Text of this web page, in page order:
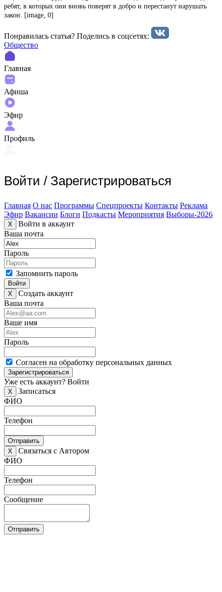
ребят, в которых они вновь поверят в добро и перестанут нарушать
закон. [image, 0]
Понравилась статья? Поделиcь в соцсетях:
Общество
Главная
Афиша
Эфир
Профиль
Войти / Зарегистрироваться
Главная О нас Программы Спецпроекты Контакты Реклама
Эфир Вакансии Блоги Подкасты Мероприятия Выборы-2026
X
Войти в аккаунт
Ваша почта
Пароль
Запомнить пароль
Войти
X
Создать аккаунт
Ваша почта
Ваше имя
Пароль
Согласен на обработку персональных данных
Зарегистрироваться
Уже есть аккаунт? Войти
X
Записаться
ФИО
Телефон
Отправить
X
Связаться с Автором
ФИО
Телефон
Сообщение
Отправить